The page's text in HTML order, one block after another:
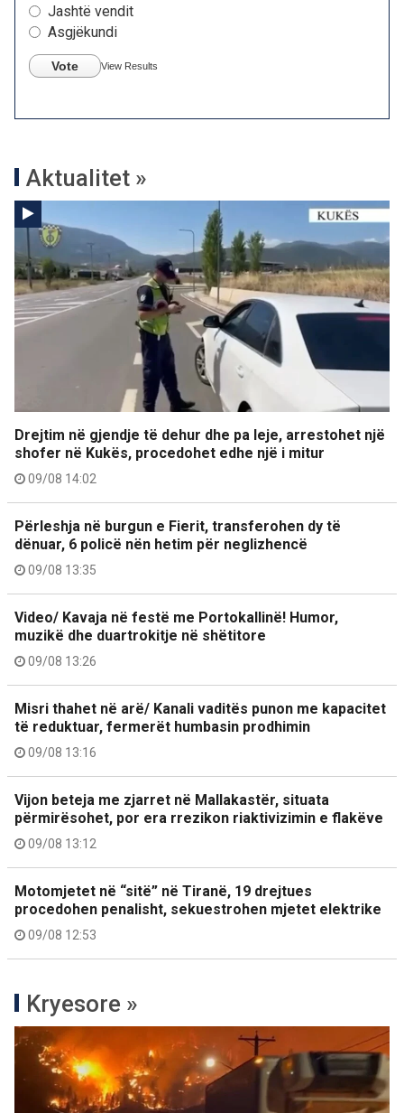
Jashtë vendit
Asgjëkundi
Vote View Results
Aktualitet »
Drejtim në gjendje të dehur dhe pa leje, arrestohet një
shofer në Kukës, procedohet edhe një i mitur
09/08 14:02
Përleshja në burgun e Fierit, transferohen dy të
dënuar, 6 policë nën hetim për neglizhencë
09/08 13:35
Video/ Kavaja në festë me Portokallinë! Humor,
muzikë dhe duartrokitje në shëtitore
09/08 13:26
Misri thahet në arë/ Kanali vaditës punon me kapacitet
të reduktuar, fermerët humbasin prodhimin
09/08 13:16
Vijon beteja me zjarret në Mallakastër, situata
përmirësohet, por era rrezikon riaktivizimin e flakëve
09/08 13:12
Motomjetet në “sitë” në Tiranë, 19 drejtues
procedohen penalisht, sekuestrohen mjetet elektrike
09/08 12:53
Kryesore »